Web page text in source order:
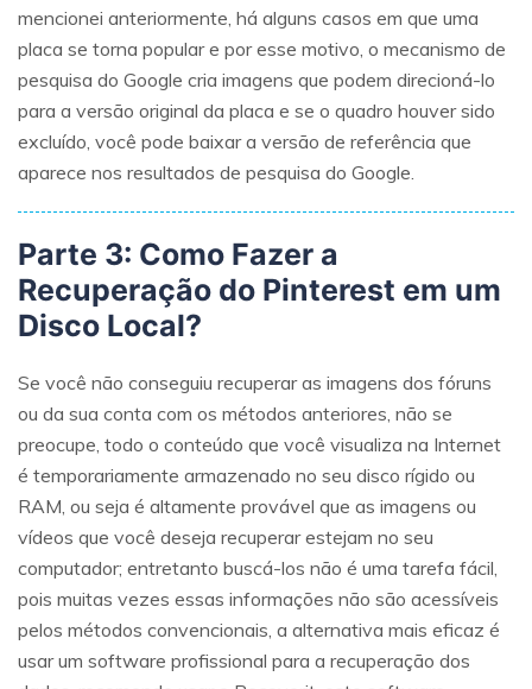
mencionei anteriormente, há alguns casos em que uma
placa se torna popular e por esse motivo, o mecanismo de
pesquisa do Google cria imagens que podem direcioná-lo
para a versão original da placa e se o quadro houver sido
excluído, você pode baixar a versão de referência que
aparece nos resultados de pesquisa do Google.
Parte 3: Como Fazer a
Recuperação do Pinterest em um
Disco Local?
Se você não conseguiu recuperar as imagens dos fóruns
ou da sua conta com os métodos anteriores, não se
preocupe, todo o conteúdo que você visualiza na Internet
é temporariamente armazenado no seu disco rígido ou
RAM, ou seja é altamente provável que as imagens ou
vídeos que você deseja recuperar estejam no seu
computador; entretanto buscá-los não é uma tarefa fácil,
pois muitas vezes essas informações não são acessíveis
pelos métodos convencionais, a alternativa mais eficaz é
usar um software profissional para a recuperação dos